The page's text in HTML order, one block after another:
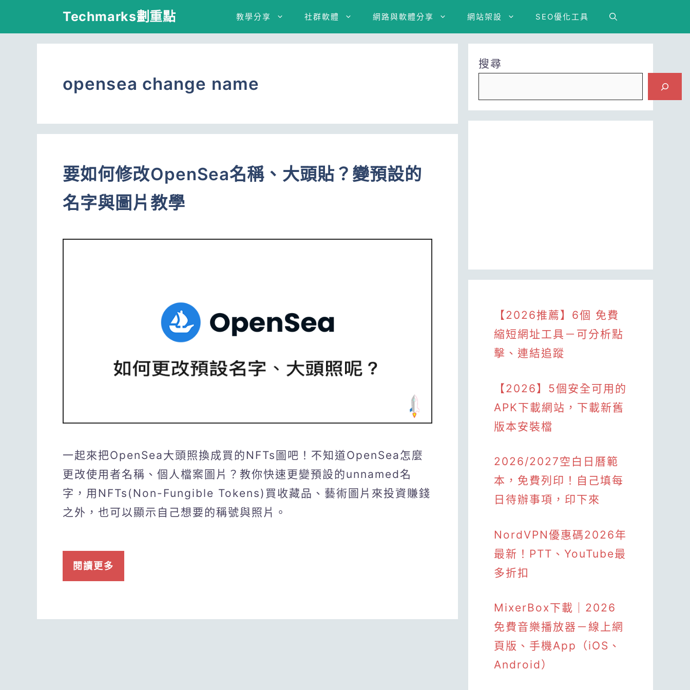
Techmarks劃重點 教學分享 社群軟體 網路與軟體分享 網站架設 SEO優化工具
opensea change name
要如何修改OpenSea名稱、大頭貼？變預設的
名字與圖片教學
一起來把OpenSea大頭照換成買的NFTs圖吧！不知道OpenSea怎麼
更改使用者名稱、個人檔案圖片？教你快速更變預設的unnamed名
字，用NFTs(Non-Fungible Tokens)買收藏品、藝術圖片來投資賺錢
之外，也可以顯示自己想要的稱號與照片。
閱讀更多
搜尋
【2026推薦】6個 免費
縮短網址工具－可分析點
擊、連結追蹤
【2026】5個安全可用的
APK下載網站，下載新舊
版本安裝檔
2026/2027空白日曆範
本，免費列印！自己填每
日待辦事項，印下來
NordVPN優惠碼2026年
最新！PTT、YouTube最
多折扣
MixerBox下載｜2026
免費音樂播放器－線上網
頁版、手機App（iOS、
Android）